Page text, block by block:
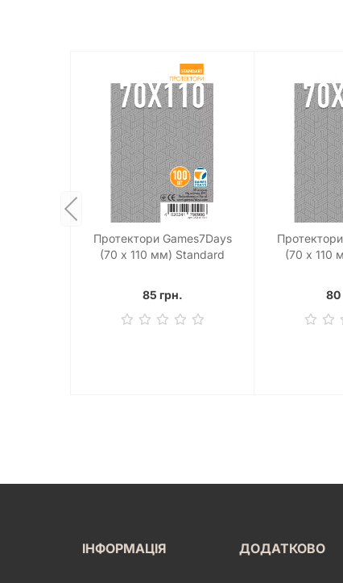
Протектори Games7Days
(70 х 110 мм) Standard
85 грн.
(70 х 110
80
ІНФОРМАЦІЯ ДОДАТКОВО